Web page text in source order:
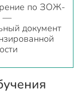
по ЗОЖ-
—
документ